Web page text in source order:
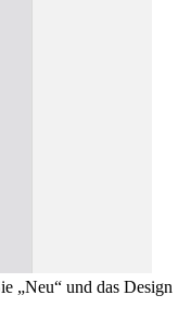
„Neu“ und das Design